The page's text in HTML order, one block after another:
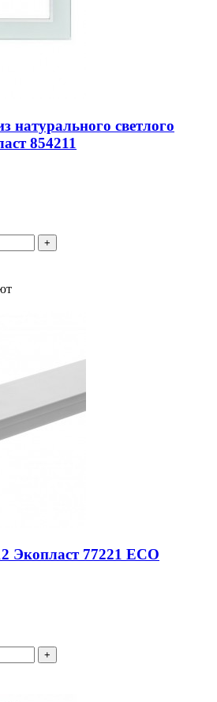
натурального светлого
854211
Экопласт 77221 ECO